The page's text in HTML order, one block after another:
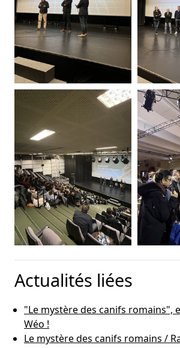
Actualités liées
"Le mystère des canifs romains",
Wéo !
Le mystère des canifs romains /